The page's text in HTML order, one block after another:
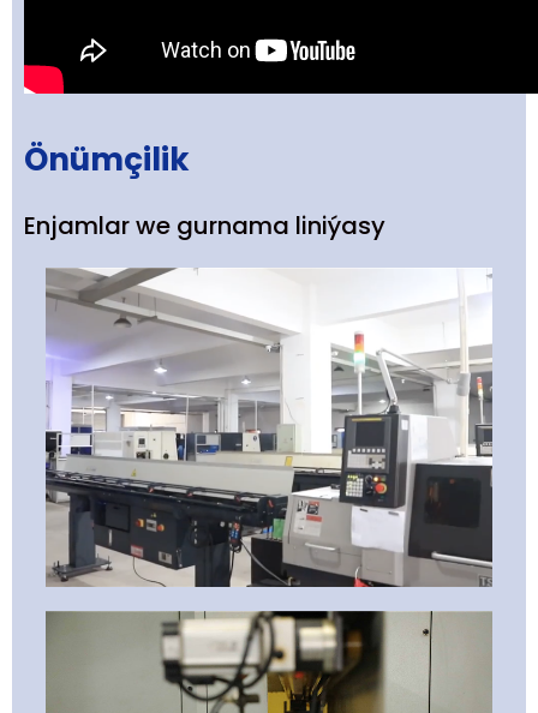
Önümçilik
Enjamlar we gurnama liniýasy